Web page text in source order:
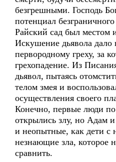
безгрешными. Господь
потенциал
Райский сад был местом
Искушение дьявола дало
первородному греху, за
грехопадение. Из
дьявол, пытаясь
телом змея и
осуществления своего
Конечно, первые люди по
открылись злу, но Адам
и неопытные, как дети с
незнающие зла, которое
сравнить.